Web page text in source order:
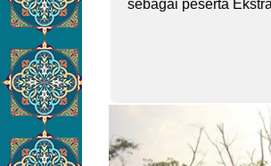
sebagai peserta